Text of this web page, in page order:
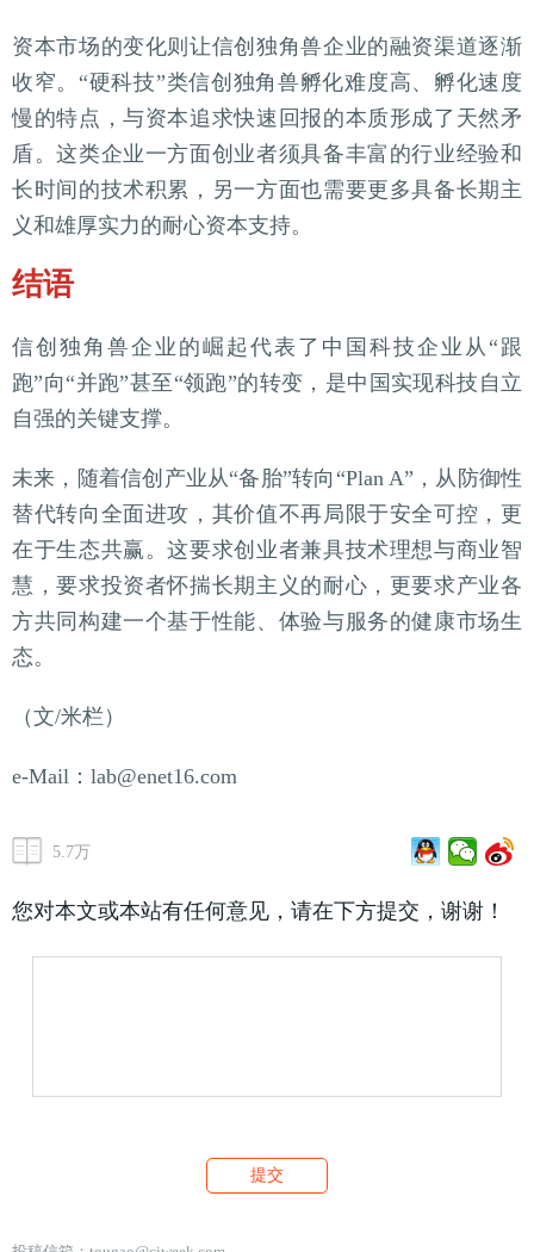
资本市场的变化则让信创独角兽企业的融资渠道逐渐
收窄。“硬科技”类信创独角兽孵化难度高、孵化速度
慢的特点，与资本追求快速回报的本质形成了天然矛
盾。这类企业一方面创业者须具备丰富的行业经验和
长时间的技术积累，另一方面也需要更多具备长期主
义和雄厚实力的耐心资本支持。
结语
信创独角兽企业的崛起代表了中国科技企业从“跟
跑”向“并跑”甚至“领跑”的转变，是中国实现科技自立
自强的关键支撑。
未来，随着信创产业从“备胎”转向“Plan A”，从防御性
替代转向全面进攻，其价值不再局限于安全可控，更
在于生态共赢。这要求创业者兼具技术理想与商业智
慧，要求投资者怀揣长期主义的耐心，更要求产业各
方共同构建一个基于性能、体验与服务的健康市场生
态。
（文/米栏）
e-Mail：lab@enet16.com
5.7万
您对本文或本站有任何意见，请在下方提交，谢谢！